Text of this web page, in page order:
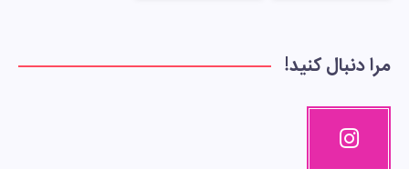
مرا دنبال کنید!